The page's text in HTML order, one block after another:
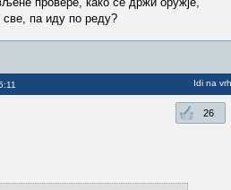
све, па иду по реду?
Idi na vrh
26